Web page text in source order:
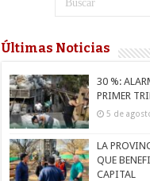
Últimas Noticias
30 %:
PRIMER
5 de
LA
QUE
CAPITAL